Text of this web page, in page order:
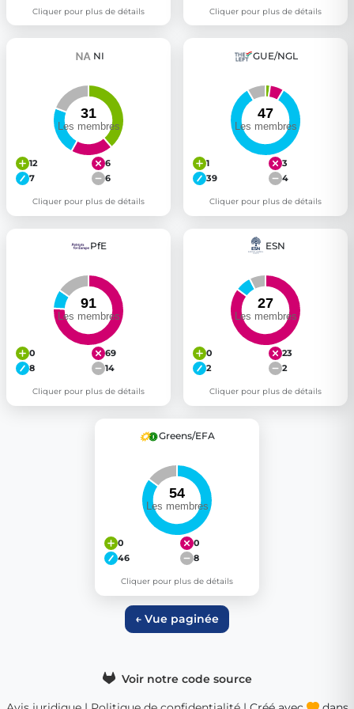
Cliquer pour plus de détails Cliquer pour plus de détails
NI
12
6
7
6
Cliquer pour plus de détails
GUE/NGL
1
3
39
4
Cliquer pour plus de détails
PfE
0
69
8
14
Cliquer pour plus de détails
ESN
0
23
2
2
Cliquer pour plus de détails
Greens/EFA
0
0
46
8
Cliquer pour plus de détails
← Vue paginée
Voir notre code source